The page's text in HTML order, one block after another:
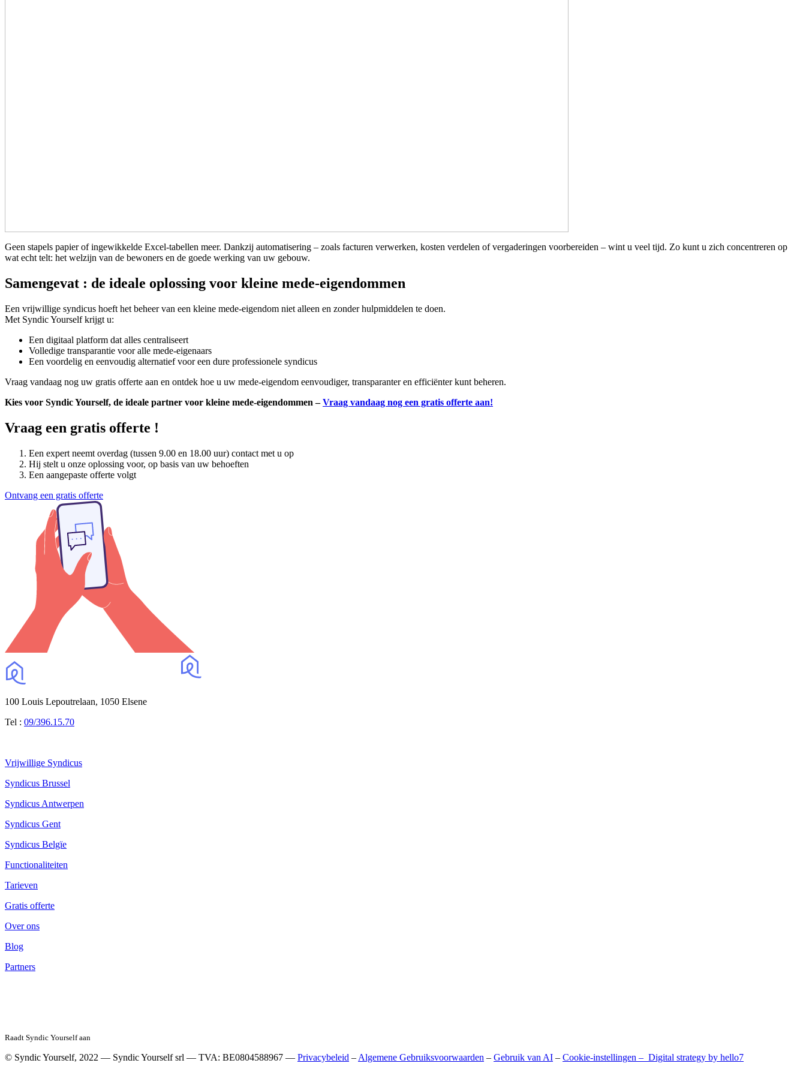
Geen stapels papier of ingewikkelde Excel-tabellen meer. Dankzij automatisering – zoals facturen verwerken, kosten verdelen of vergaderingen voorbereiden – wint u veel tijd. Zo kunt u zich concentreren op
wat echt telt: het welzijn van de bewoners en de goede werking van uw gebouw.
Samengevat : de ideale oplossing voor kleine mede-eigendommen
Een vrijwillige syndicus hoeft het beheer van een kleine mede-eigendom niet alleen en zonder hulpmiddelen te doen.
Met Syndic Yourself krijgt u:
Een digitaal platform dat alles centraliseert
Volledige transparantie voor alle mede-eigenaars
Een voordelig en eenvoudig alternatief voor een dure professionele syndicus
Vraag vandaag nog uw gratis offerte aan en ontdek hoe u uw mede-eigendom eenvoudiger, transparanter en efficiënter kunt beheren.
Kies voor Syndic Yourself, de ideale partner voor kleine mede-eigendommen –Vraag vandaag nog een gratis offerte aan!
Vraag een gratis offerte !
Een expert neemt overdag (tussen 9.00 en 18.00 uur) contact met u op
Hij stelt u onze oplossing voor, op basis van uw behoeften
Een aangepaste offerte volgt
Ontvang een gratis offerte
100 Louis Lepoutrelaan, 1050 Elsene
Tel : 09/396.15.70
Vrijwillige Syndicus
Syndicus Brussel
Syndicus Antwerpen
Syndicus Gent
Syndicus Belgïe
Functionaliteiten
Tarieven
Gratis offerte
Over ons
Blog
Partners
Raadt Syndic Yourself aan
© Syndic Yourself, 2022 — Syndic Yourself srl — TVA: BE0804588967 — Privacybeleid – Algemene Gebruiksvoorwaarden – Gebruik van AI – Cookie-instellingen – Digital strategy by hello7